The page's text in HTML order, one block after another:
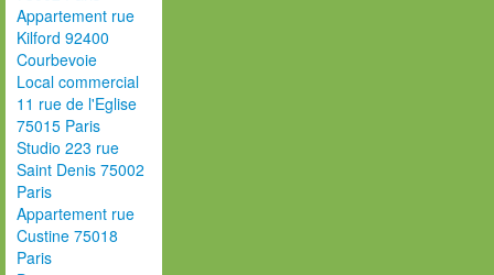
Appartement rue
Kilford 92400
Courbevoie
Local commercial
11 rue de l'Eglise
75015 Paris
Studio 223 rue
Saint Denis 75002
Paris
Appartement rue
Custine 75018
Paris